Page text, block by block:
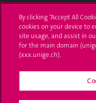
UNIGE Mobile
Médias
Offres d'emploi
Bibliothèque
By clicking “Accept All
cookies on your device to
site usage, and assist in
for the main domain
(xxx.unige.ch).